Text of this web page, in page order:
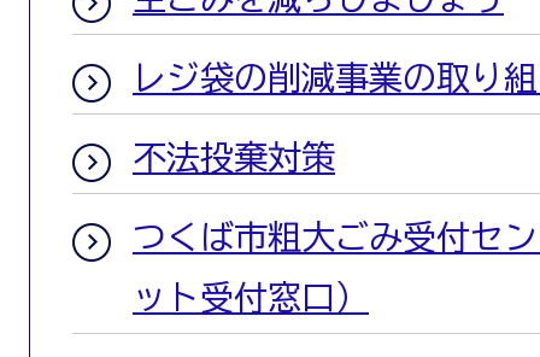
レジ袋の削減事業の取り
不法投棄対策
つくば市粗大ごみ受付セ
ット受付窓口）